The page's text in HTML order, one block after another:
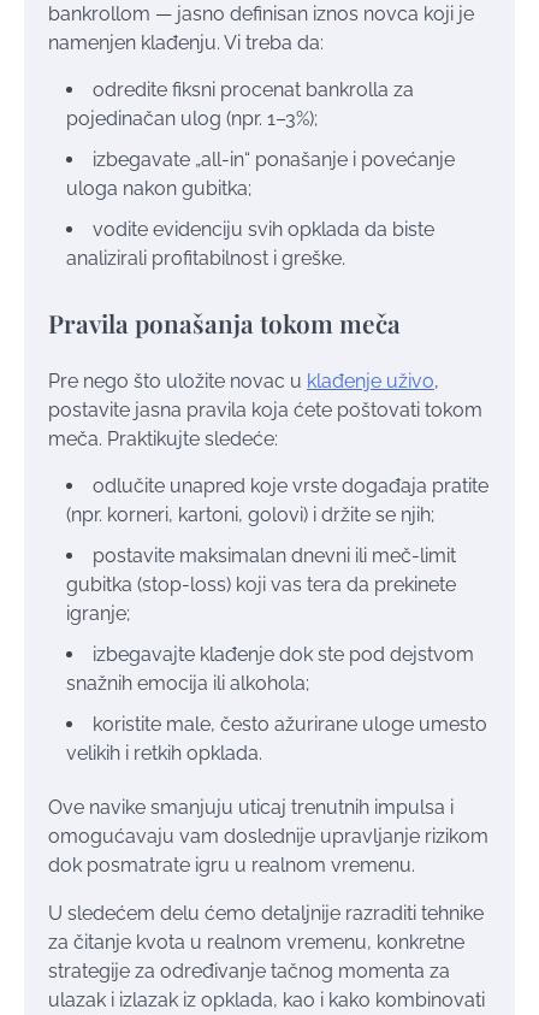
bankrollom — jasno definisan iznos novca koji je
namenjen klađenju. Vi treba da:
odredite fiksni procenat bankrolla za
pojedinačan ulog (npr. 1–3%);
izbegavate „all-in“ ponašanje i povećanje
uloga nakon gubitka;
vodite evidenciju svih opklada da biste
analizirali profitabilnost i greške.
Pravila ponašanja tokom meča
Pre nego što uložite novac u klađenje uživo,
postavite jasna pravila koja ćete poštovati tokom
meča. Praktikujte sledeće:
odlučite unapred koje vrste događaja pratite
(npr. korneri, kartoni, golovi) i držite se njih;
postavite maksimalan dnevni ili meč-limit
gubitka (stop-loss) koji vas tera da prekinete
igranje;
izbegavajte klađenje dok ste pod dejstvom
snažnih emocija ili alkohola;
koristite male, često ažurirane uloge umesto
velikih i retkih opklada.
Ove navike smanjuju uticaj trenutnih impulsa i
omogućavaju vam doslednije upravljanje rizikom
dok posmatrate igru u realnom vremenu.
U sledećem delu ćemo detaljnije razraditi tehnike
za čitanje kvota u realnom vremenu, konkretne
strategije za određivanje tačnog momenta za
ulazak i izlazak iz opklada, kao i kako kombinovati